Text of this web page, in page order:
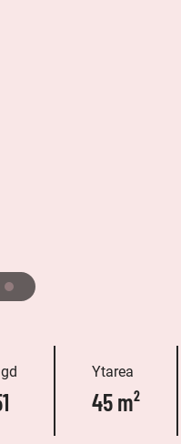
Ytarea
45 m²